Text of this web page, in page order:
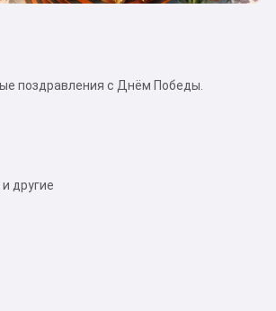
поздравления с Днём Победы.
другие